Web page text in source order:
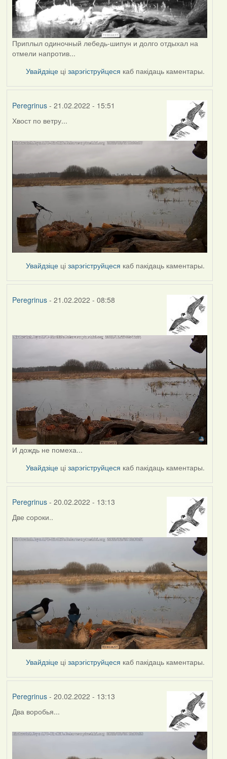
Приплыл одиночный лебедь-шипун и долго отдыхал на
отмели напротив...
Увайдзіце цізарэгіструйцеся каб пакідаць каментары.
Peregrinus- 21.02.2022 - 15:51
Хвост по ветру...
Увайдзіце цізарэгіструйцеся каб пакідаць каментары.
Peregrinus- 21.02.2022 - 08:58
И дождь не помеха...
Увайдзіце цізарэгіструйцеся каб пакідаць каментары.
Peregrinus- 20.02.2022 - 13:13
Две сороки..
Увайдзіце цізарэгіструйцеся каб пакідаць каментары.
Peregrinus- 20.02.2022 - 13:13
Два воробья...